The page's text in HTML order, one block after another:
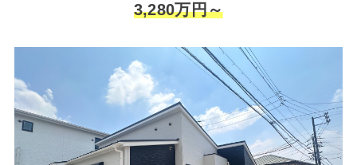
3,280万円～